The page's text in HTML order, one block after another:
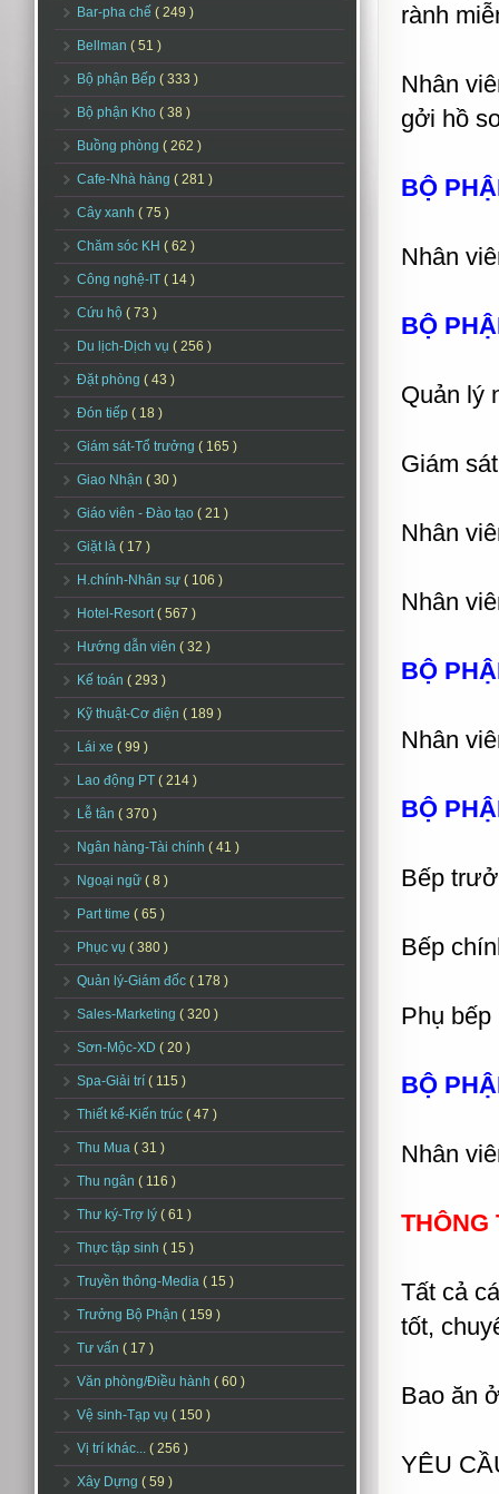
Bar-pha chế ( 249 )
Bellman ( 51 )
Bộ phận Bếp ( 333 )
Bộ phận Kho ( 38 )
Buồng phòng ( 262 )
Cafe-Nhà hàng ( 281 )
Cây xanh ( 75 )
Chăm sóc KH ( 62 )
Công nghệ-IT ( 14 )
Cứu hộ ( 73 )
Du lịch-Dịch vụ ( 256 )
Đặt phòng ( 43 )
Đón tiếp ( 18 )
Giám sát-Tổ trưởng ( 165 )
Giao Nhận ( 30 )
Giáo viên - Đào tạo ( 21 )
Giặt là ( 17 )
H.chính-Nhân sự ( 106 )
Hotel-Resort( 567 )
Hướng dẫn viên ( 32 )
Kế toán ( 293 )
Kỹ thuật-Cơ điện ( 189 )
Lái xe ( 99 )
Lao động PT ( 214 )
Lễ tân ( 370 )
Ngân hàng-Tài chính ( 41 )
Ngoại ngữ ( 8 )
Part time ( 65 )
Phục vụ ( 380 )
Quản lý-Giám đốc ( 178 )
Sales-Marketing ( 320 )
Sơn-Mộc-XD ( 20 )
Spa-Giải trí ( 115 )
Thiết kế-Kiến trúc ( 47 )
Thu Mua ( 31 )
Thu ngân ( 116 )
Thư ký-Trợ lý ( 61 )
Thực tập sinh ( 15 )
Truyền thông-Media ( 15 )
Trưởng Bộ Phận ( 159 )
Tư vấn ( 17 )
Văn phòng/Điều hành ( 60 )
Vệ sinh-Tạp vụ ( 150 )
Vị trí khác... ( 256 )
Xây Dựng ( 59 )
rành
Nhân
gởi hồ
BỘ
Nhân
BỘ
Quản lý
Giám
Nhân
Nhân
BỘ
Nhân
BỘ
Bếp
Bếp
Phụ bếp
BỘ
Nhân
THÔNG
Tất cả
tốt,
Bao ăn
YÊU